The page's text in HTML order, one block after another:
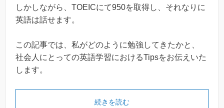
しかしながら、TOEICにて950を取得し、それなりに
英語は話せます。
この記事では、私がどのように勉強してきたかと、
社会人にとっての英語学習におけるTipsをお伝えいた
します。
続きを読む